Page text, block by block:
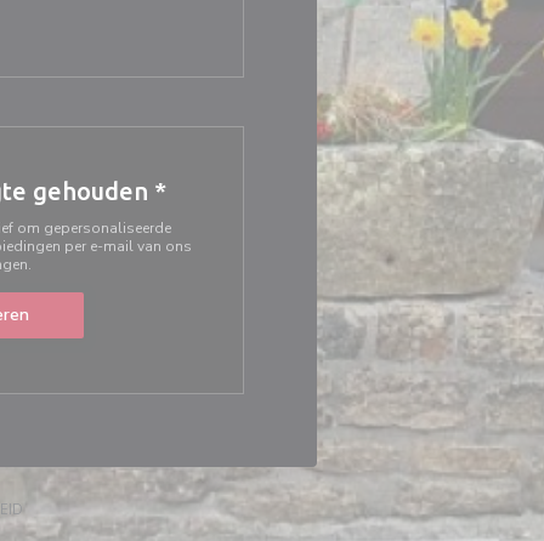
venster))
gehouden *
om gepersonaliseerde
per e-mail van ons
VENSTER))
((OPENT IN EEN NIEUW VENSTER))